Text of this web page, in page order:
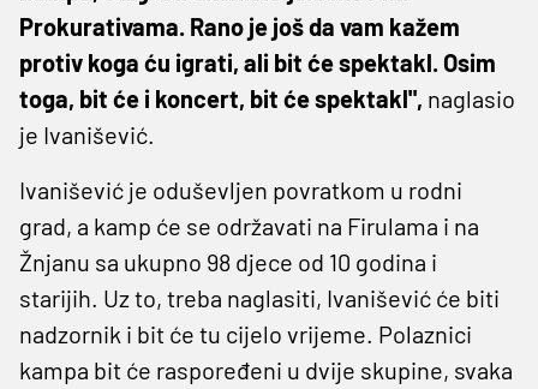
Prokurativama. Rano je još da vam kažem
protiv koga ću igrati, ali bit će spektakl. Osim
toga, bit će i koncert, bit će spektakl", naglasio
je Ivanišević.
Ivanišević je oduševljen povratkom u rodni
grad, a kamp će se održavati na Firulama i na
Žnjanu sa ukupno 98 djece od 10 godina i
starijih. Uz to, treba naglasiti, Ivanišević će biti
nadzornik i bit će tu cijelo vrijeme. Polaznici
kampa bit će raspoređeni u dvije skupine, svaka